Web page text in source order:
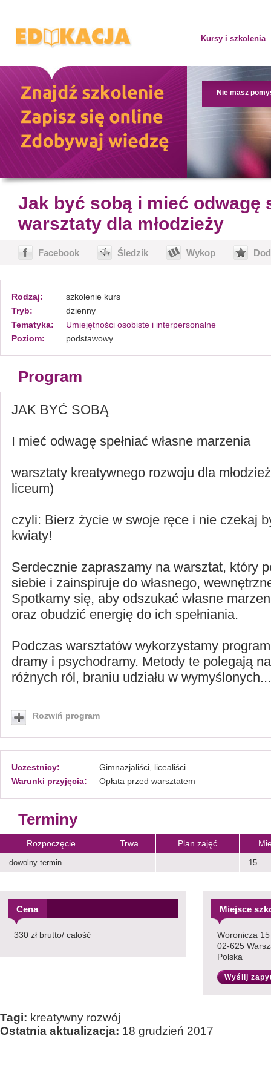
Kursy i szkolenia
Nie masz
Jak być sobą i mieć odwagę
warsztaty dla młodzieży
Facebook Śledzik Wykop
Rodzaj:
szkolenie kurs
Tryb:
dzienny
Tematyka:
Umiejętności osobiste i interpersonalne
Poziom:
podstawowy
Program
JAK BYĆ SOBĄ
I mieć odwagę spełniać własne marzenia
warsztaty kreatywnego rozwoju dla
liceum)
czyli: Bierz życie w swoje ręce i nie czekaj
kwiaty!
Serdecznie zapraszamy na warsztat, który
siebie i zainspiruje do własnego,
Spotkamy się, aby odszukać własne
oraz obudzić energię do ich spełniania.
Podczas warsztatów wykorzystamy
dramy i psychodramy. Metody te polegają
różnych ról, braniu udziału w wymyślonych...
Rozwiń program
Uczestnicy:
Gimnazjaliści, licealiści
Warunki przyjęcia:
Opłata przed warsztatem
Terminy
Rozpoczęcie Trwa Plan zajęć
dowolny termin 15
Cena
330 zł brutto/ całość
Miejsce
Woronicza
02-625
Polska
Wyślij
Tagi: kreatywny rozwój
Ostatnia aktualizacja: 18 grudzień 2017